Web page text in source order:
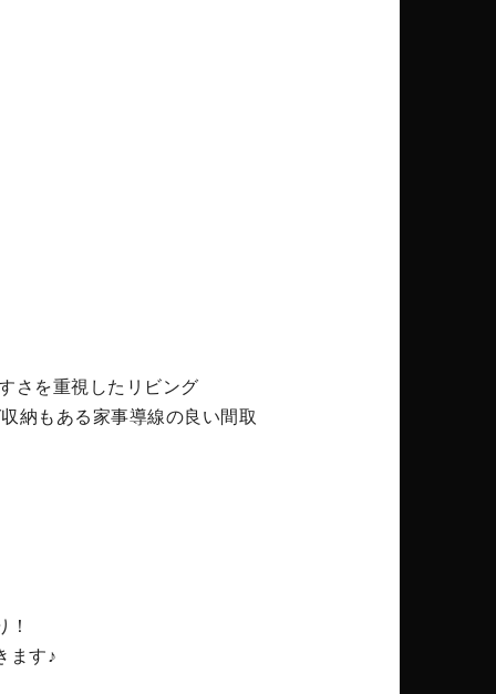
さを重視したリビング
納もある家事導線の良い間取
ます♪